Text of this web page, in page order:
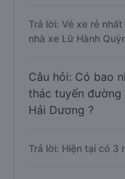
Trả lời: Vé xe rẻ
nhà xe Lữ Hành
Câu hỏi: Có bao
thác tuyến đường
Hải Dương ?
Trả lời: Hiện tại có 3